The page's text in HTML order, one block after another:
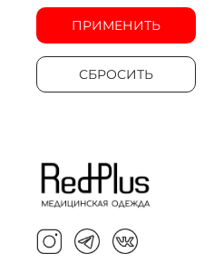
ПРИМЕНИТЬ
СБРОСИТЬ